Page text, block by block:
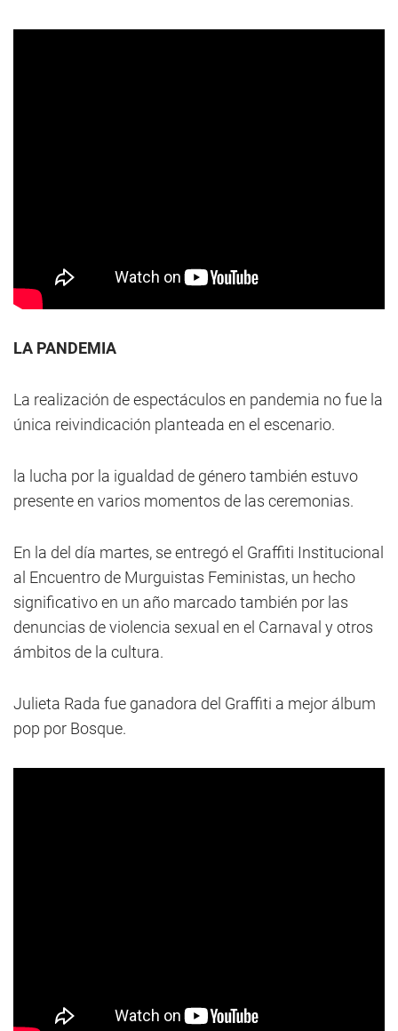
LA PANDEMIA
La realización de espectáculos en pandemia no fue la
única reivindicación planteada en el escenario.
la lucha por la igualdad de género también estuvo
presente en varios momentos de las ceremonias.
En la del día martes, se entregó el Graffiti Institucional
al Encuentro de Murguistas Feministas, un hecho
significativo en un año marcado también por las
denuncias de violencia sexual en el Carnaval y otros
ámbitos de la cultura.
Julieta Rada fue ganadora del Graffiti a mejor álbum
pop por Bosque.